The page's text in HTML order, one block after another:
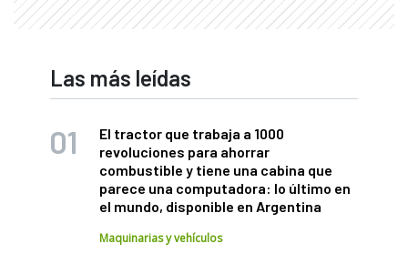
Las más leídas
El tractor que trabaja a 1000
revoluciones para ahorrar
combustible y tiene una cabina que
parece una computadora: lo último en
el mundo, disponible en Argentina
Maquinarias y vehículos